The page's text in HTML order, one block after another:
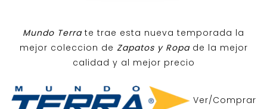
Mundo Terra te trae esta nueva temporada la
mejor coleccion de Zapatos y Ropa de la mejor
calidad y al mejor precio
Ver/Comprar